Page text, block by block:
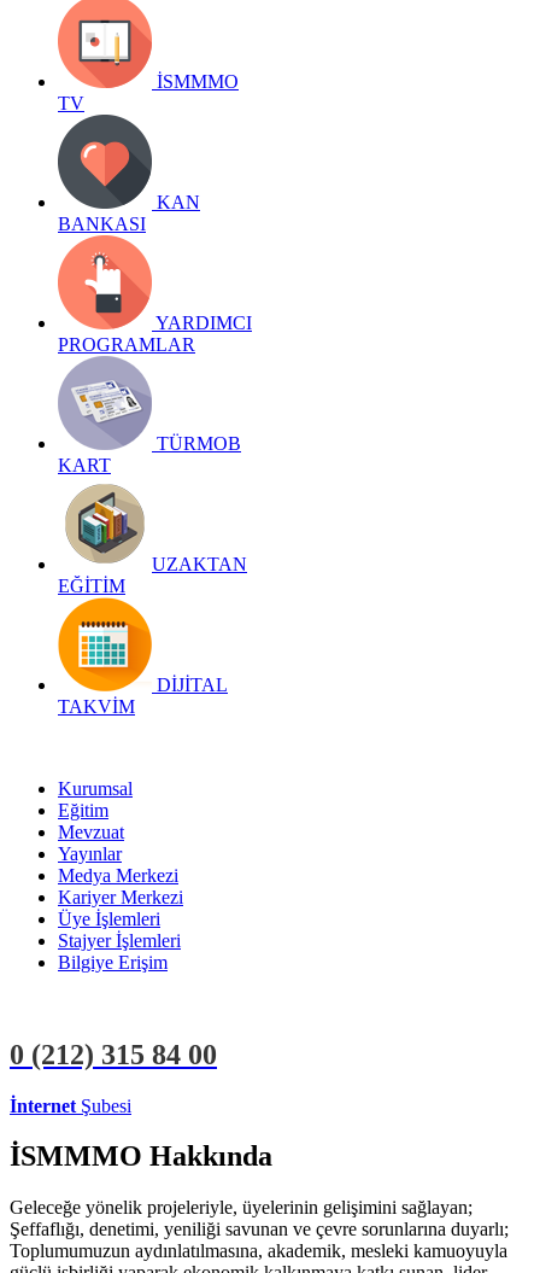
İSMMMO
TV
KAN
BANKASI
YARDIMCI
PROGRAMLAR
TÜRMOB
KART
UZAKTAN
EĞİTİM
DİJİTAL
TAKVİM
Kurumsal
Eğitim
Mevzuat
Yayınlar
Medya Merkezi
Kariyer Merkezi
Üye İşlemleri
Stajyer İşlemleri
Bilgiye Erişim
0 (212) 315 84 00
İnternet Şubesi
İSMMMO Hakkında
Geleceğe yönelik projeleriyle, üyelerinin gelişimini sağlayan;
Şeffaflığı, denetimi, yeniliği savunan ve çevre sorunlarına duyarlı;
Toplumumuzun aydınlatılmasına, akademik, mesleki kamuoyuyla